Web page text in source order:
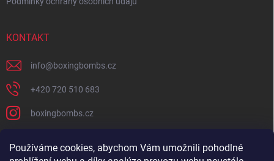
Používáme cookies, abychom Vám umožnili pohodlné
KONTAKT
info@boxingbombs.cz
+420 720 510 683
boxingbombs.cz
PŘIJÍMÁME ONLINE PLATBY